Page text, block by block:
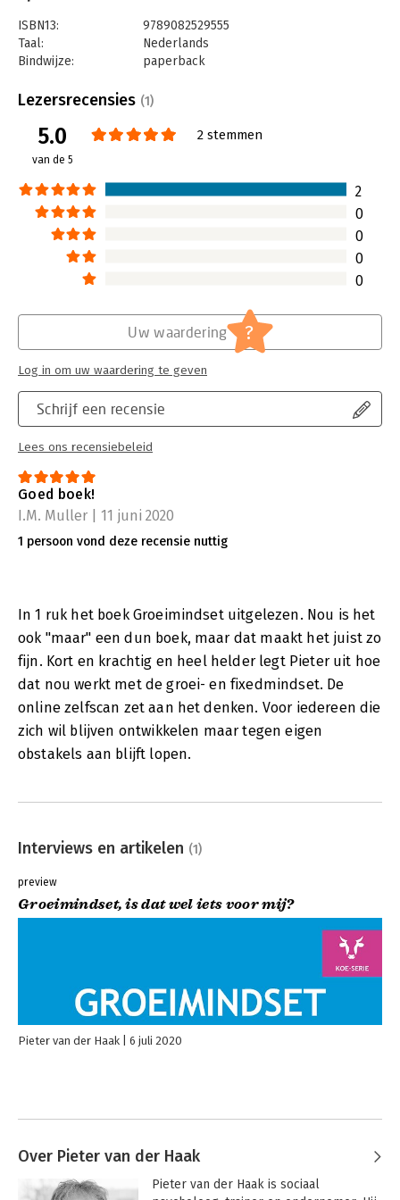
ISBN13:
9789082529555
Taal:
Nederlands
Bindwijze:
paperback
Uitgever:
P&A Talentontwikkeling
Verschijningsdatum:
24-4-2020
Hoofdrubriek:
Serie:
KOE-serie
Lezersrecensies (1)
5.0
van de 5
2 stemmen
2
0
0
0
0
Schrijf een recensie
Lees ons recensiebeleid
Uw waardering ?
Log in om uw waardering te geven
Goed boek!
I.M. Muller | 11 juni 2020
1 persoon vond deze recensie nuttig
In 1 ruk het boek Groeimindset uitgelezen. Nou is het
ook "maar" een dun boek, maar dat maakt het juist zo
fijn. Kort en krachtig en heel helder legt Pieter uit hoe
dat nou werkt met de groei- en fixedmindset. De
online zelfscan zet aan het denken. Voor iedereen die
zich wil blijven ontwikkelen maar tegen eigen
obstakels aan blijft lopen.
Interviews en artikelen (1)
preview
Groeimindset, is dat wel iets voor mij?
Pieter van der Haak 6 juli 2020
Over Pieter van der Haak
Pieter van der Haak is sociaal